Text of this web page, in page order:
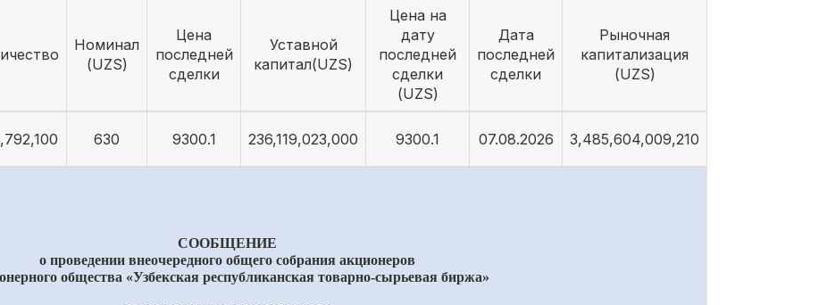
Номинал
(UZS)
Цена
последней
сделки
Уставной
капитал(UZS)
Цена на
дату
последней
сделки
(UZS)
Дата
последней
сделки
Рыночная
капитализация
(UZS)
630 9300.1 236,119,023,000 9300.1 07.08.2026 3,485,604,009,210
СООБЩЕНИЕ
о проведении внеочередного общего собрания акционеров
общества «Узбекская республиканская товарно-сырьевая биржа»